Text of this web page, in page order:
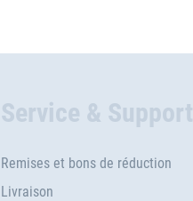
Service & Support
Remises et bons de réduction
Livraison